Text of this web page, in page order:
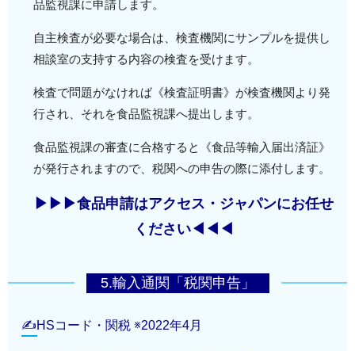
品監視課に申請します。
自主検査が必要な場合は、検査機関にサンプルを提供し
相談室の支持する内容の検査を受けます。
検査で問題がなければ《検査証明書》が検査機関より発
行され、それを食品監視課へ提出します。
食品監視課の審査に合格すると《食品等輸入届出済証》
が発行されますので、税関への申告の際に添付します。
▶▶▶食品申請はアクセス・ジャパンにお任せ
ください◀◀◀
5.輸入通関「税関申告」
✍HSコード・関税 ※2022年4月